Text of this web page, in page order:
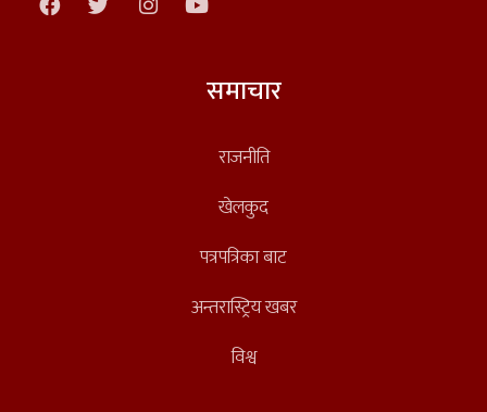
समाचार
राजनीति
खेलकुद
पत्रपत्रिका बाट
अन्तरास्ट्रिय खबर
विश्व